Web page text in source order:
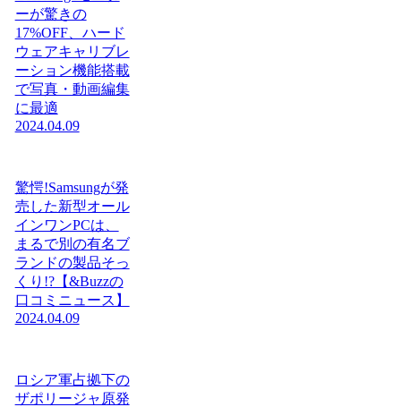
ーが驚きの
17%OFF、ハード
ウェアキャリブレ
ーション機能搭載
で写真・動画編集
に最適
2024.04.09
驚愕!Samsungが発
売した新型オール
インワンPCは、
まるで別の有名ブ
ランドの製品そっ
くり!?【&Buzzの
口コミニュース】
2024.04.09
ロシア軍占拠下の
ザポリージャ原発